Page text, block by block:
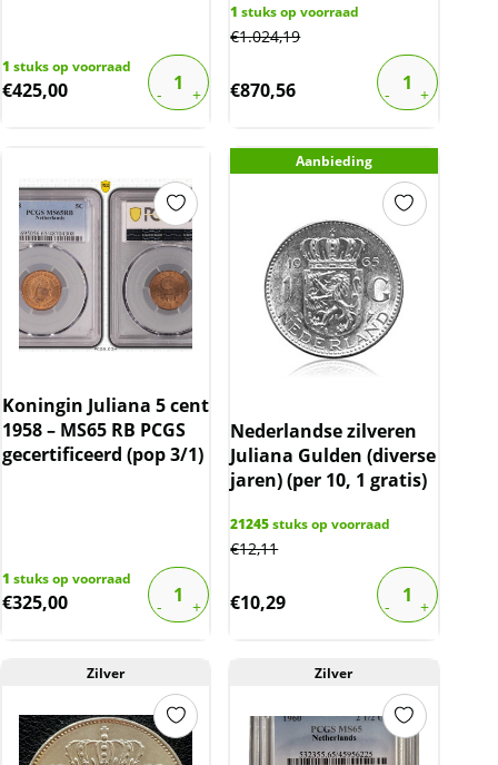
1 stuks op voorraad
€425,00
1 stuks op voorraad
€1.024,19
€870,56
Koningin Juliana 5 cent
1958 – MS65 RB PCGS
gecertificeerd (pop 3/1)
1 stuks op voorraad
€325,00
Aanbieding
Nederlandse zilveren
Juliana Gulden (diverse
jaren) (per 10, 1 gratis)
21245stuks op voorraad
€12,11
€10,29
Zilver Zilver